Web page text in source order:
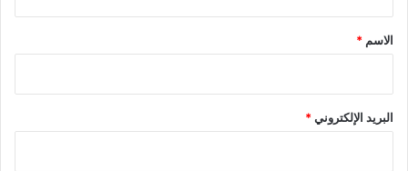
*
الاسم *
البريد الإلكتروني*